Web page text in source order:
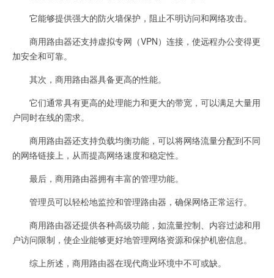
它能够提供强大的防火墙保护，阻止不明访问和网络攻击。
商用路由器还支持虚拟专网（VPN）连接，使远程办公变得更
加安全和可靠。
其次，商用路由器具备更高的性能。
它们通常具有更高的处理能力和更大的带宽，可以满足大量用
户同时在线的需求。
商用路由器还支持负载均衡功能，可以将网络流量分配到不同
的网络链接上，从而提高网络速度和稳定性。
最后，商用路由器拥有丰富的管理功能。
管理员可以轻松地监控和管理路由器，确保网络正常运行。
商用路由器还提供各种高级功能，如流量控制、内容过滤和用
户访问限制，使企业能够更好地管理网络资源和保护机密信息。
综上所述，商用路由器在现代商业环境中不可或缺。